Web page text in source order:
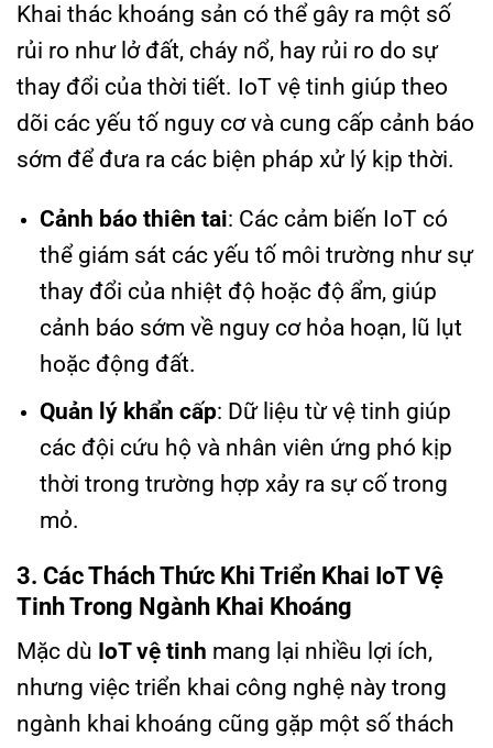
Khai thác khoáng sản có thể gây ra một số
rủi ro như lở đất, cháy nổ, hay rủi ro do sự
thay đổi của thời tiết. IoT vệ tinh giúp theo
dõi các yếu tố nguy cơ và cung cấp cảnh báo
sớm để đưa ra các biện pháp xử lý kịp thời.
Cảnh báo thiên tai: Các cảm biến IoT có
thể giám sát các yếu tố môi trường như sự
thay đổi của nhiệt độ hoặc độ ẩm, giúp
cảnh báo sớm về nguy cơ hỏa hoạn, lũ lụt
hoặc động đất.
Quản lý khẩn cấp: Dữ liệu từ vệ tinh giúp
các đội cứu hộ và nhân viên ứng phó kịp
thời trong trường hợp xảy ra sự cố trong
mỏ.
3. Các Thách Thức Khi Triển Khai IoT Vệ
Tinh Trong Ngành Khai Khoáng
Mặc dù IoT vệ tinh mang lại nhiều lợi ích,
nhưng việc triển khai công nghệ này trong
ngành khai khoáng cũng gặp một số thách